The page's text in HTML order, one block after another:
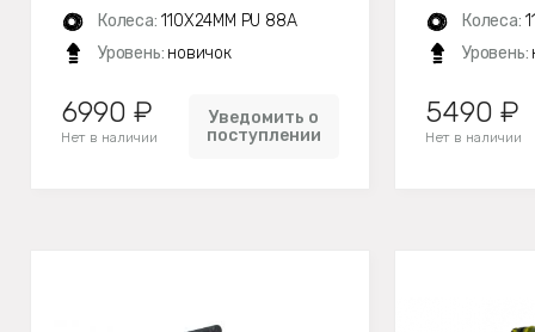
Колеса: 110X24MM PU 88A
Уровень: новичок
6990 ₽
Нет в наличии
Уведомить о
поступлении
Колеса:
Уровень:
5490 ₽
Нет в наличии